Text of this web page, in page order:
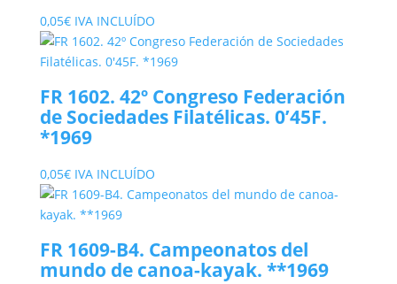
0,05€ IVA INCLUÍDO
FR 1602. 42º Congreso Federación
de Sociedades Filatélicas. 0’45F.
*1969
0,05€ IVA INCLUÍDO
FR 1609-B4. Campeonatos del
mundo de canoa-kayak. **1969